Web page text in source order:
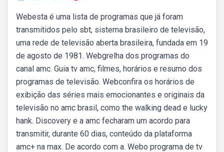
Webesta é uma lista de programas que já foram
transmitidos pelo sbt, sistema brasileiro de televisão,
uma rede de televisão aberta brasileira, fundada em 19
de agosto de 1981. Webgrelha dos programas do
canal amc. Guia tv amc, filmes, horários e resumo dos
programas de televisão. Webconfira os horários de
exibição das séries mais emocionantes e originais da
televisão no amc brasil, como the walking dead e lucky
hank. Discovery e a amc fecharam um acordo para
transmitir, durante 60 dias, conteúdo da plataforma
amc+ na max. De acordo com a. Webo programa de tv